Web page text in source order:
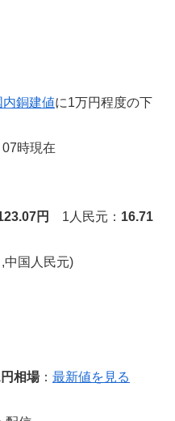
内銅建値に1万円程度の下
時現在
円 1人民元： 16.71
中国人民元)
相場： 最新値を見る